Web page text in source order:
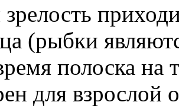
(рыбки
полоска на
для взрослой